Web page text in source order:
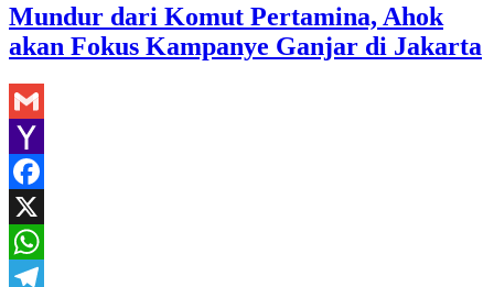
Mundur dari Komut Pertamina, Ahok
akan Fokus Kampanye Ganjar di Jakarta
Gmail
Yahoo
Mail
Facebook
X
WhatsApp